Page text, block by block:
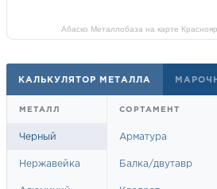
Абаско Металлобаза на карте